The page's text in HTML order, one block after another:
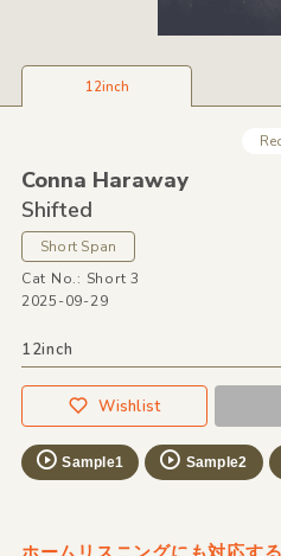
12inch
Conna Haraway
Shifted
Short Span
Cat No.: Short 3
2025-09-29
12inch
Wishlist
Sample1 Sample2
ホームリスニングにも対応す